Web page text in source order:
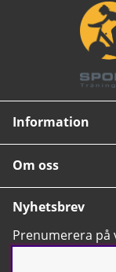
Information
Om oss
Nyhetsbrev
Prenumerera på
tips, nyheter